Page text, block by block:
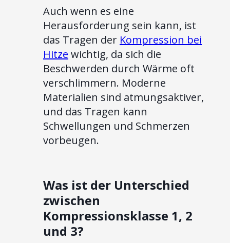
Auch wenn es eine
Herausforderung sein kann, ist
das Tragen der Kompression bei
Hitze wichtig, da sich die
Beschwerden durch Wärme oft
verschlimmern. Moderne
Materialien sind atmungsaktiver,
und das Tragen kann
Schwellungen und Schmerzen
vorbeugen.
Was ist der Unterschied
zwischen
Kompressionsklasse 1, 2
und 3?